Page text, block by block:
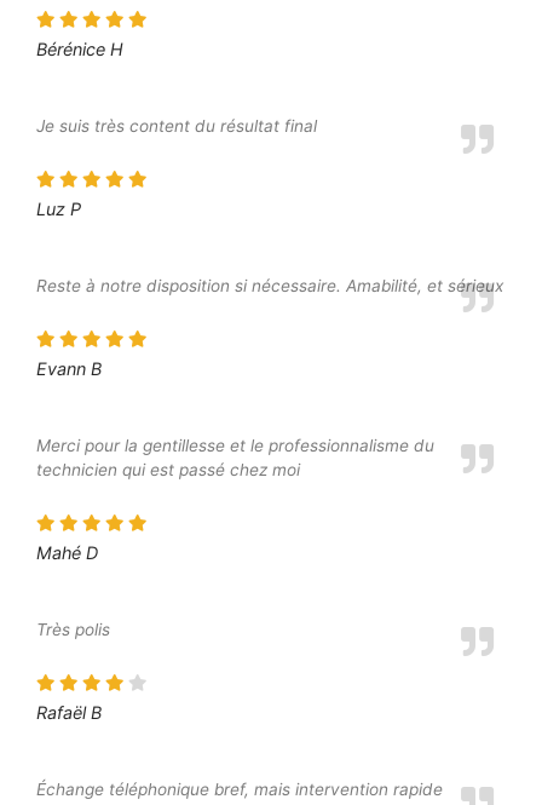
Bérénice H
Je suis très content du résultat final
Luz P
Reste à notre disposition si nécessaire. Amabilité, et sérieux
Evann B
Merci pour la gentillesse et le professionnalisme du
technicien qui est passé chez moi
Mahé D
Très polis
Rafaël B
Échange téléphonique bref, mais intervention rapide